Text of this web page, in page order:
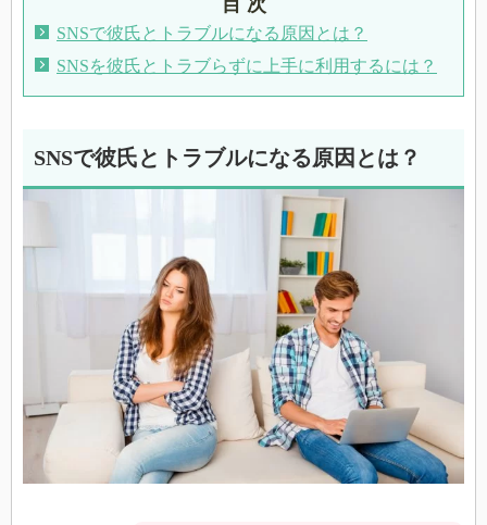
SNSで彼氏とトラブルになる原因とは？
SNSを彼氏とトラブらずに上手に利用するには？
SNSで彼氏とトラブルになる原因とは？